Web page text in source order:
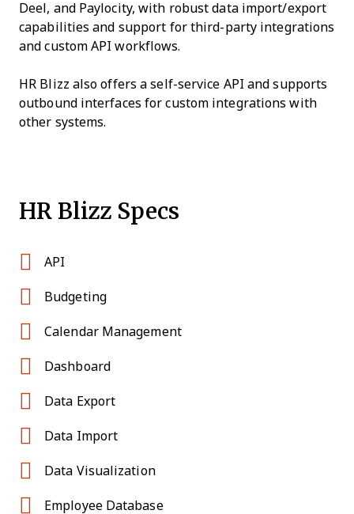
Deel, and Paylocity, with robust data import/export
capabilities and support for third-party integrations
and custom API workflows.
HR Blizz also offers a self-service API and supports
outbound interfaces for custom integrations with
other systems.
HR Blizz Specs
API
Budgeting
Calendar Management
Dashboard
Data Export
Data Import
Data Visualization
Employee Database